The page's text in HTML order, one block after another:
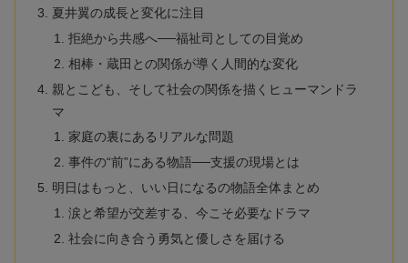
夏井翼の成長と変化に注目
拒絶から共感へ──福祉司としての目覚め
相棒・蔵田との関係が導く人間的な変化
親とこども、そして社会の関係を描くヒューマンドラ
マ
家庭の裏にあるリアルな問題
事件の“前”にある物語──支援の現場とは
明日はもっと、いい日になるの物語全体まとめ
涙と希望が交差する、今こそ必要なドラマ
社会に向き合う勇気と優しさを届ける